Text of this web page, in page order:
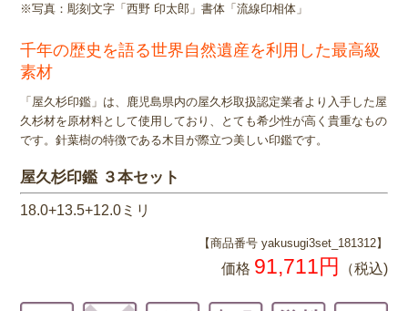
※写真：彫刻文字「西野 印太郎」書体「流線印相体」
千年の歴史を語る世界自然遺産を利用した最高級
素材
「屋久杉印鑑」は、鹿児島県内の屋久杉取扱認定業者より入手した屋
久杉材を原材料として使用しており、とても希少性が高く貴重なもの
です。針葉樹の特徴である木目が際立つ美しい印鑑です。
屋久杉印鑑 ３本セット
18.0+13.5+12.0ミリ
【商品番号 yakusugi3set_181312】
価格 91,711円 （税込)